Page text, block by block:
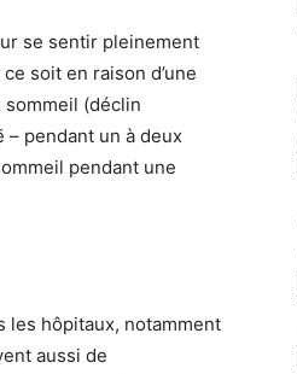
se sentir pleinement
soit en raison d’une
(déclin
pendant un à deux
pendant une
les hôpitaux, notamment
aussi de